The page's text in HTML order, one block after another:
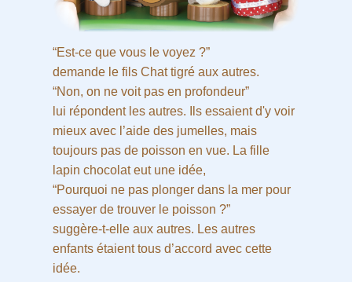
“Est-ce que vous le voyez ?”
demande le fils Chat tigré aux autres.
“Non, on ne voit pas en profondeur”
lui répondent les autres. Ils essaient d'y voir
mieux avec l’aide des jumelles, mais
toujours pas de poisson en vue. La fille
lapin chocolat eut une idée,
“Pourquoi ne pas plonger dans la mer pour
essayer de trouver le poisson ?”
suggère-t-elle aux autres. Les autres
enfants étaient tous d’accord avec cette
idée.